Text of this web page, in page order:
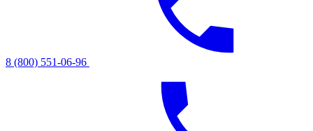
8 (800) 551-06-96